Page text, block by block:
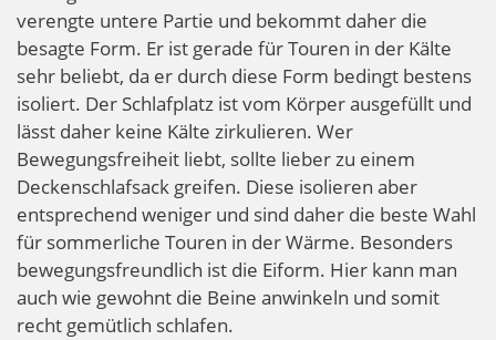
verengte untere Partie und bekommt daher die
besagte Form. Er ist gerade für Touren in der Kälte
sehr beliebt, da er durch diese Form bedingt bestens
isoliert. Der Schlafplatz ist vom Körper ausgefüllt und
lässt daher keine Kälte zirkulieren. Wer
Bewegungsfreiheit liebt, sollte lieber zu einem
Deckenschlafsack greifen. Diese isolieren aber
entsprechend weniger und sind daher die beste Wahl
für sommerliche Touren in der Wärme. Besonders
bewegungsfreundlich ist die Eiform. Hier kann man
auch wie gewohnt die Beine anwinkeln und somit
recht gemütlich schlafen.